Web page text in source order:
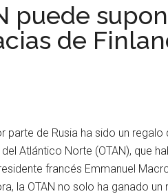
puede
de
parte de Rusia ha sido un
Atlántico Norte (OTAN), que
francés Emmanuel
la OTAN no solo ha ganado un